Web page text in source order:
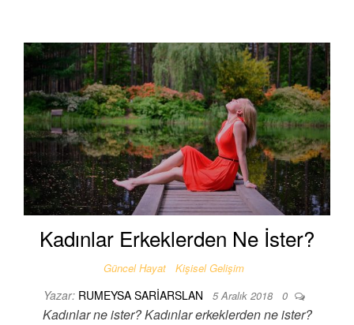
Kadınlar Erkeklerden Ne İster?
Güncel Hayat Kişisel Gelişim
Yazar: RUMEYSA SARIARSLAN 5 Aralık 2018 0
Kadınlar ne ister? Kadınlar erkeklerden ne ister?